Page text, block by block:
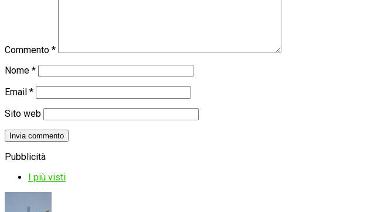
Commento *
Nome *
Email *
Sito web
Pubblicità
I più visti